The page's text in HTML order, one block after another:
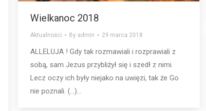
Wielkanoc 2018
Aktualności By admin 29 marca 2018
ALLELUJA ! Gdy tak rozmawiali i rozprawiali z
sobą, sam Jezus przybliżył się i szedł z nimi.
Lecz oczy ich były niejako na uwięzi, tak że Go
nie poznali. (…)…